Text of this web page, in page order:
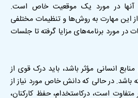
آنها در مورد یک موقعیت خاص است.
این مهارت به روش‌ها و تنظیمات مختلفی
در مورد برنامه‌های مزایا گرفته تا جلسات
انسانی مؤثر باشد، باید درک قوی از
باشد. در حالی که دانش خاص مورد نیاز از
است، درکاستخدام، حفظ کارکنان،